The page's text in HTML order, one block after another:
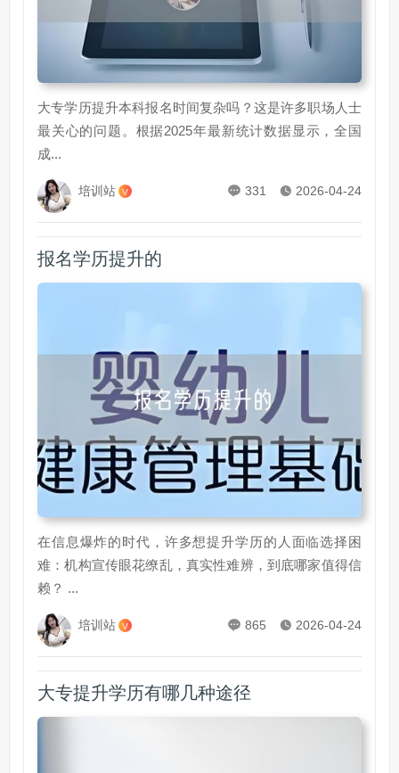
大专学历提升本科报名时间复杂吗？这是许多职场人士
最关心的问题。根据2025年最新统计数据显示，全国
成...
培训站 V 2026-04-24
331
报名学历提升的
在信息爆炸的时代，许多想提升学历的人面临选择困
难：机构宣传眼花缭乱，真实性难辨，到底哪家值得信
赖？ ...
培训站 V 2026-04-24
865
大专提升学历有哪几种途径